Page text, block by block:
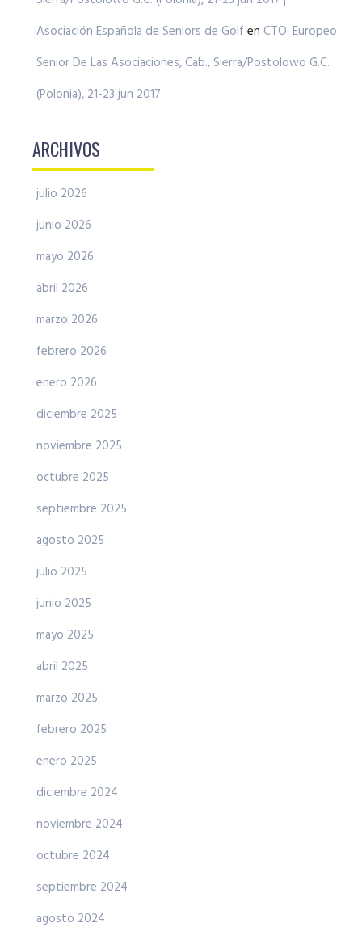
Asociación Española de Seniors de Golf en CTO. Europeo
Senior De Las Asociaciones, Cab., Sierra/Postolowo G.C.
(Polonia), 21-23 jun 2017
ARCHIVOS
julio 2026
junio 2026
mayo 2026
abril 2026
marzo 2026
febrero 2026
enero 2026
diciembre 2025
noviembre 2025
octubre 2025
septiembre 2025
agosto 2025
julio 2025
junio 2025
mayo 2025
abril 2025
marzo 2025
febrero 2025
enero 2025
diciembre 2024
noviembre 2024
octubre 2024
septiembre 2024
agosto 2024